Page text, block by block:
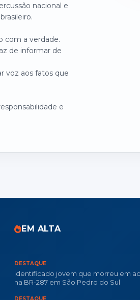
nacional e
com a verdade.
de informar de
voz aos fatos que
e
EM ALTA
DESTAQUE
Identificado jovem que morreu em
na BR-287 em São Pedro do Sul